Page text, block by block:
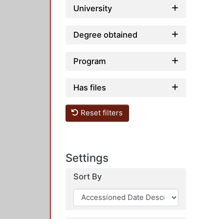
University
Degree obtained
Program
Has files
Reset filters
Settings
Sort By